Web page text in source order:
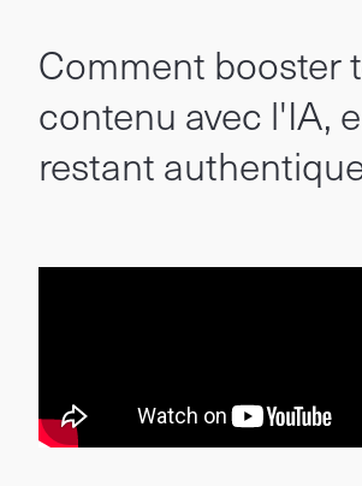
Comment booster
contenu avec l'IA,
restant